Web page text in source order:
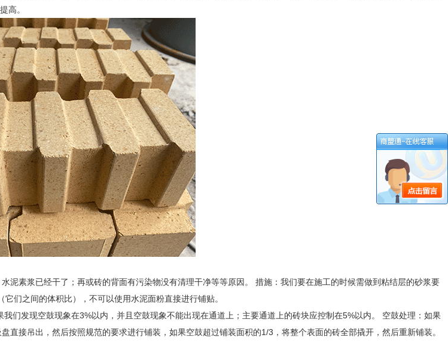
高。
泥素浆已经干了；再或砖的背面有污染物没有清理干净等等原因。 措施：我们要在施工的时候需做到粘结层的砂浆要
们之间的体积比），不可以使用水泥面粉直接进行铺贴。
们发现空鼓现象在3%以内，并且空鼓现象不能出现在通道上；主要通道上的砖块应控制在5%以内。 空鼓处理：如果
接吊出，然后按照规范的要求进行铺装，如果空鼓超过铺装面积的1/3，将整个表面的砖全部撬开，然后重新铺装。